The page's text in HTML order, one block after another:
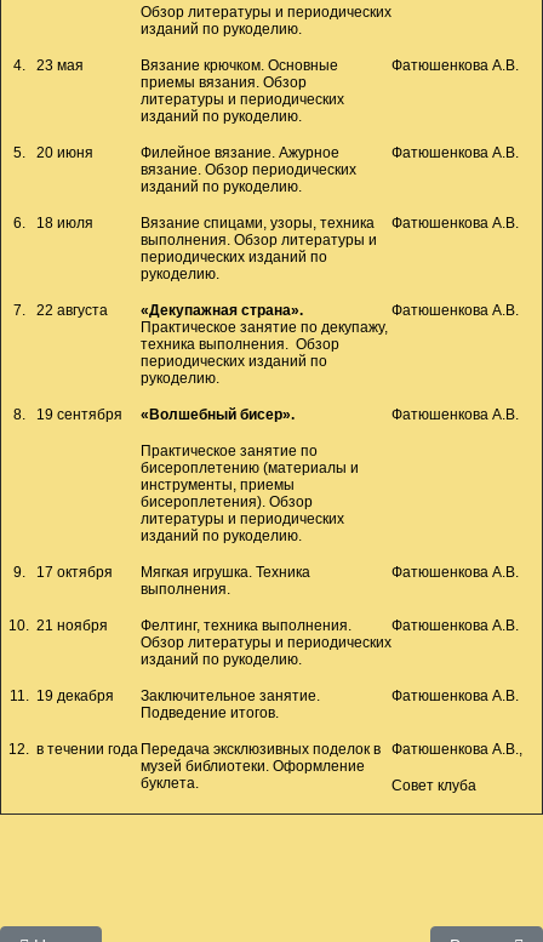
Обзор литературы и периодических
изданий по рукоделию.
4. 23 мая
Вязание крючком. Основные
приемы вязания. Обзор
литературы и периодических
изданий по рукоделию.
Фатюшенкова А.В.
5. 20 июня
Филейное вязание. Ажурное
вязание. Обзор периодических
изданий по рукоделию.
Фатюшенкова А.В.
6. 18 июля
Вязание спицами, узоры, техника
выполнения. Обзор литературы и
периодических изданий по
рукоделию.
Фатюшенкова А.В.
7. 22 августа
«Декупажная страна».
Практическое занятие по декупажу,
техника выполнения. Обзор
периодических изданий по
рукоделию.
Фатюшенкова А.В.
8. 19 сентября «Волшебный бисер».
Практическое занятие по
бисероплетению (материалы и
инструменты, приемы
бисероплетения). Обзор
литературы и периодических
изданий по рукоделию.
Фатюшенкова А.В.
9. 17 октября
Мягкая игрушка. Техника
выполнения.
Фатюшенкова А.В.
10. 21 ноября
Фелтинг, техника выполнения.
Обзор литературы и периодических
изданий по рукоделию.
Фатюшенкова А.В.
11. 19 декабря
Заключительное занятие.
Подведение итогов.
Фатюшенкова А.В.
12. в течении года Передача эксклюзивных поделок в
музей библиотеки. Оформление
буклета.
Фатюшенкова А.В.,
Совет клуба